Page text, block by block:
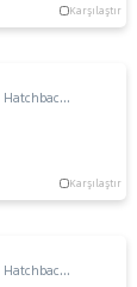
Karşılaştır
Hatchback 5 Kapı
Karşılaştır
Hatchback 5 Kapı